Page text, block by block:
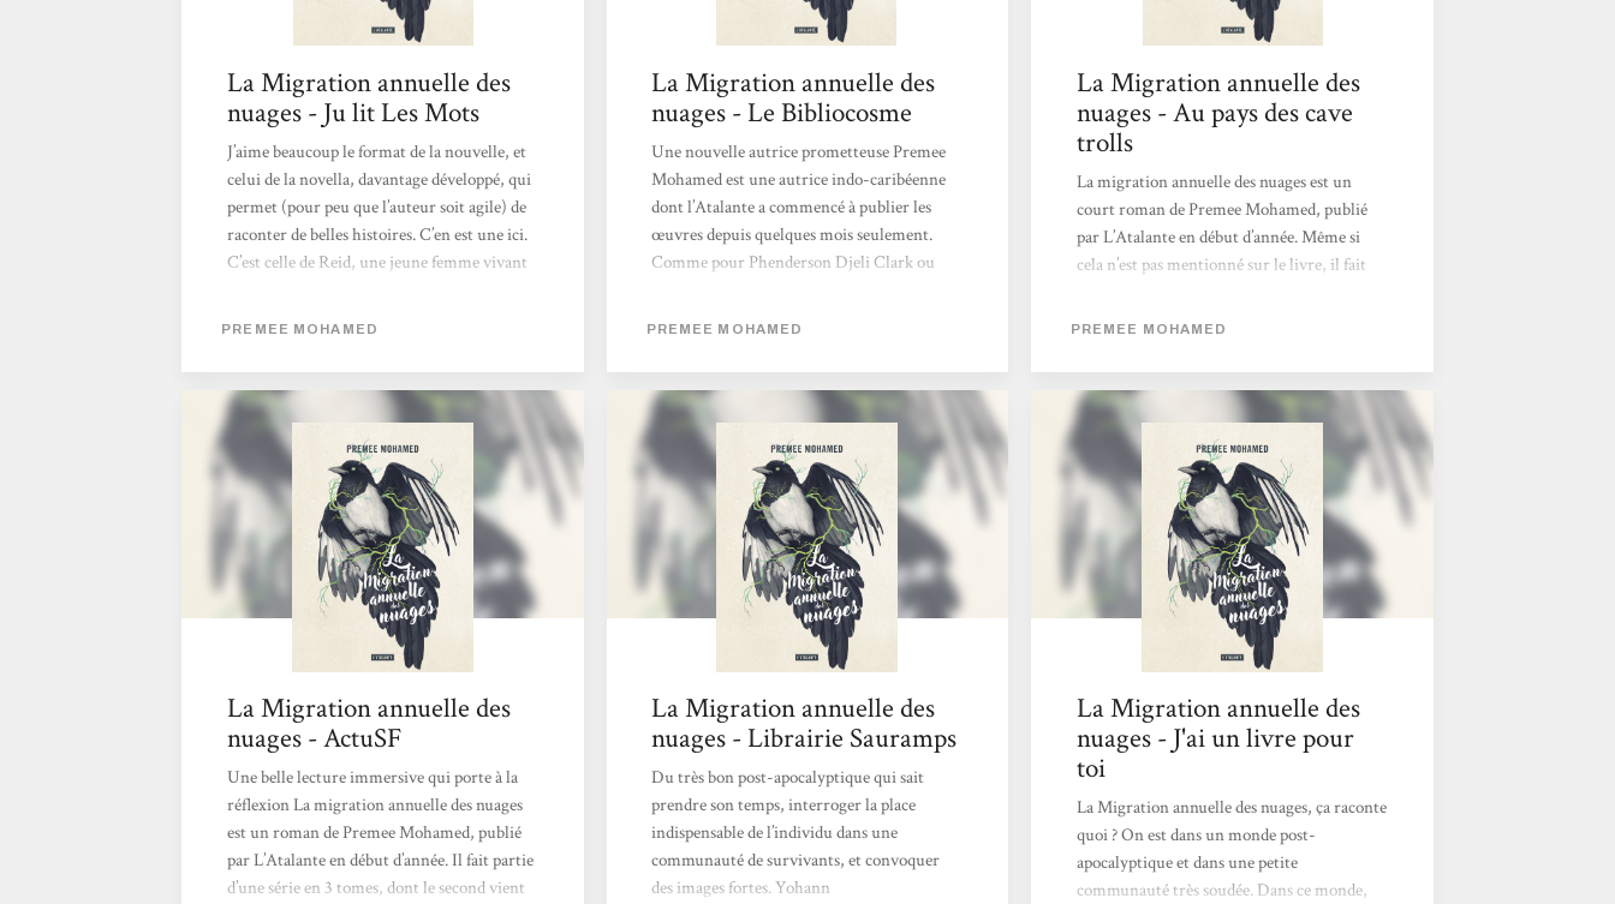
La Migration annuelle des
nuages - Ju lit Les Mots
J’aime beaucoup le format de la nouvelle, et
celui de la novella, davantage développé, qui
permet (pour peu que l’auteur soit agile) de
raconter de belles histoires. C’en est une ici.
C’est celle de Reid, une jeune femme vivant
disparue, nul ne le sait. Le monde dans lequel
elle vit est loin d’être idyllique, fragment
restant d’un autre, brûlé, disparu, anéanti
par les générations précédentes. Elle est un
élément...
PREMEE MOHAMED
La Migration annuelle des
nuages - Le Bibliocosme
Une nouvelle autrice prometteuse Premee
Mohamed est une autrice indo-caribéenne
dont l’Atalante a commencé à publier les
œuvres depuis quelques mois seulement.
Comme pour Phenderson Djeli Clark ou
avec le style et l’univers de chaque auteurice.
Après avoir été charmée par Comme
l’exigeait la forêt, une réécriture sombre et
envoûtante du conte Hansel et Gretel, je me
suis donc penchée sur le reste de sa
bibliographie et découvert...
PREMEE MOHAMED
La Migration annuelle des
nuages - Au pays des cave
trolls
La migration annuelle des nuages est un
court roman de Premee Mohamed, publié
par L’Atalante en début d’année. Même si
cela n’est pas mentionné sur le livre, il fait
vient de paraître en mars toujours chez
Un tome 3 The first Thousant Trees doit
sortir en langue anglaise fin septembre. La
traduction française est signée Marie
Surgers. Futur proche, dans un monde post-
apocalyptique, les humains essayent de se
reconstruire en vivant reclus dans de petites
communautés en autarcie. L’extérieur est
un...
PREMEE MOHAMED
La Migration annuelle des
nuages - ActuSF
Une belle lecture immersive qui porte à la
réflexion La migration annuelle des nuages
est un roman de Premee Mohamed, publié
par L’Atalante en début d’année. Il fait partie
d’une série en 3 tomes, dont le second vient
La Migration annuelle des
nuages - Librairie Sauramps
Du très bon post-apocalyptique qui sait
prendre son temps, interroger la place
indispensable de l’individu dans une
communauté de survivants, et convoquer
des images fortes. Yohann
La Migration annuelle des
nuages - J'ai un livre pour
toi
La Migration annuelle des nuages, ça raconte
quoi ? On est dans un monde post-
apocalyptique et dans une petite
communauté très soudée. Dans ce monde,